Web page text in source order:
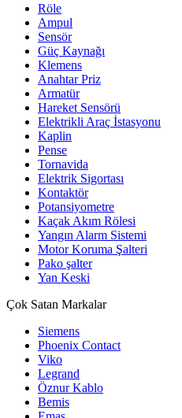
Röle
Ampul
Sensör
Güç Kaynağı
Klemens
Anahtar Priz
Armatür
Hareket Sensörü
Elektrikli Araç İstasyonu
Kaplin
Pense
Tornavida
Elektrik Sigortası
Kontaktör
Potansiyometre
Kaçak Akım Rölesi
Yangın Alarm Sistemi
Motor Koruma Şalteri
Pako şalter
Yan Keski
Çok Satan Markalar
Siemens
Phoenix Contact
Viko
Legrand
Öznur Kablo
Bemis